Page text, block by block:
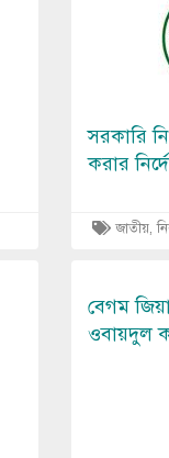
সরকারি
করার
জাতীয়,
বেগম
ওবায়দুল